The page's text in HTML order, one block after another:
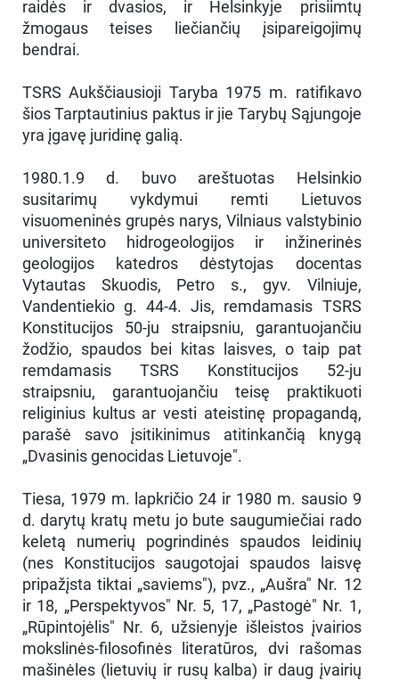
raidės ir dvasios, ir Helsinkyje prisiimtų
žmogaus teises liečiančių įsipareigojimų
bendrai.
TSRS Aukščiausioji Taryba 1975 m. ratifikavo
šios Tarptautinius paktus ir jie Tarybų Sąjungoje
yra įgavę juridinę galią.
1980.1.9 d. buvo areštuotas Helsinkio
susitarimų vykdymui remti Lietuvos
visuomeninės grupės narys, Vilniaus valstybinio
universiteto hidrogeologijos ir inžinerinės
geologijos katedros dėstytojas docentas
Vytautas Skuodis, Petro s., gyv. Vilniuje,
Vandentiekio g. 44-4. Jis, remdamasis TSRS
Konstitucijos 50-ju straipsniu, garantuojančiu
žodžio, spaudos bei kitas laisves, o taip pat
remdamasis TSRS Konstitucijos 52-ju
straipsniu, garantuojančiu teisę praktikuoti
religinius kultus ar vesti ateistinę propagandą,
parašė savo įsitikinimus atitinkančią knygą
„Dvasinis genocidas Lietuvoje".
Tiesa, 1979 m. lapkričio 24 ir 1980 m. sausio 9
d. darytų kratų metu jo bute saugumiečiai rado
keletą numerių pogrindinės spaudos leidinių
(nes Konstitucijos saugotojai spaudos laisvę
pripažįsta tiktai „saviems"), pvz., „Aušra" Nr. 12
ir 18, „Perspektyvos" Nr. 5, 17, „Pastogė" Nr. 1,
„Rūpintojėlis" Nr. 6, užsienyje išleistos įvairios
mokslinės-filosofinės literatūros, dvi rašomas
mašinėles (lietuvių ir rusų kalba) ir daug įvairių